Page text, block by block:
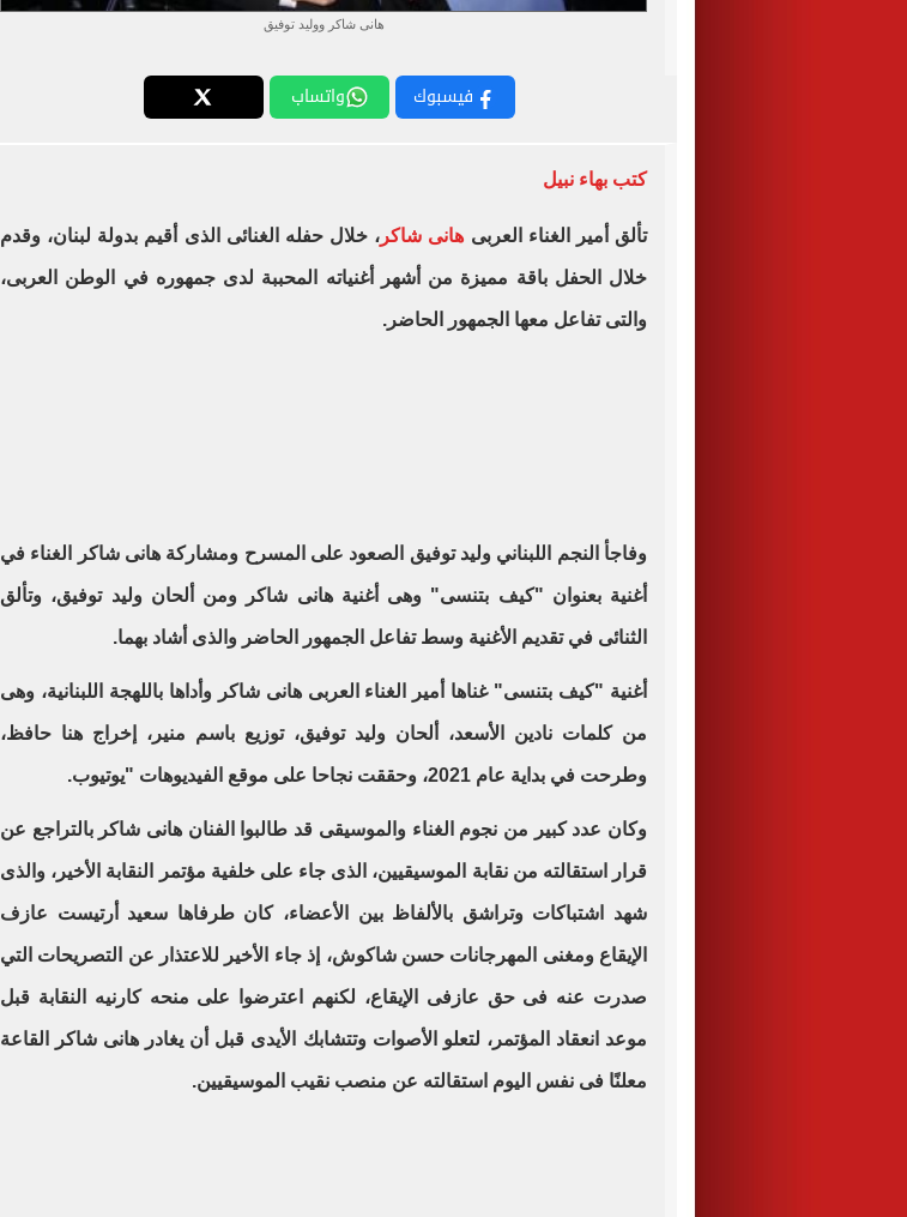
هانى شاكر ووليد توفيق
فيسبوك واتساب
كتب بهاء نبيل
تألق أمير الغناء العربى هانى شاكر ، خلال حفله الغنائى الذى أقيم بدولة لبنان، وقدم
خلال الحفل باقة مميزة من أشهر أغنياته المحببة لدى جمهوره في الوطن العربى،
والتى تفاعل معها الجمهور الحاضر.
وفاجأ النجم اللبناني وليد توفيق الصعود على المسرح ومشاركة هانى شاكر الغناء في
أغنية بعنوان "كيف بتنسى" وهى أغنية هانى شاكر ومن ألحان وليد توفيق، وتألق
الثنائى في تقديم الأغنية وسط تفاعل الجمهور الحاضر والذى أشاد بهما.
أغنية "كيف بتنسى" غناها أمير الغناء العربى هانى شاكر وأداها باللهجة اللبنانية، وهى
من كلمات نادين الأسعد، ألحان وليد توفيق، توزيع باسم منير، إخراج هنا حافظ،
وطرحت في بداية عام 2021، وحققت نجاحا على موقع الفيديوهات "يوتيوب.
وكان عدد كبير من نجوم الغناء والموسيقى قد طالبوا الفنان هانى شاكر بالتراجع عن
قرار استقالته من نقابة الموسيقيين، الذى جاء على خلفية مؤتمر النقابة الأخير، والذى
شهد اشتباكات وتراشق بالألفاظ بين الأعضاء، كان طرفاها سعيد أرتيست عازف
الإيقاع ومغنى المهرجانات حسن شاكوش، إذ جاء الأخير للاعتذار عن التصريحات التي
صدرت عنه فى حق عازفى الإيقاع، لكنهم اعترضوا على منحه كارنيه النقابة قبل
موعد انعقاد المؤتمر، لتعلو الأصوات وتتشابك الأيدى قبل أن يغادر هانى شاكر القاعة
معلنًا فى نفس اليوم استقالته عن منصب نقيب الموسيقيين.